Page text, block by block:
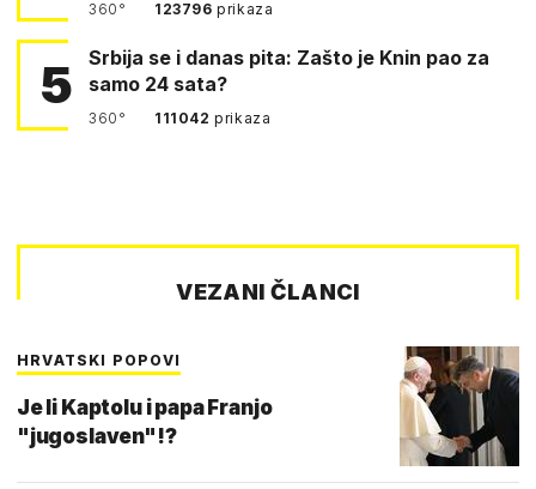
360° 123796prikaza
5
Srbija se i danas pita: Zašto je Knin pao za
samo 24 sata?
360° 111042prikaza
VEZANI ČLANCI
HRVATSKI POPOVI
Je li Kaptolu i papa Franjo
"jugoslaven"!?